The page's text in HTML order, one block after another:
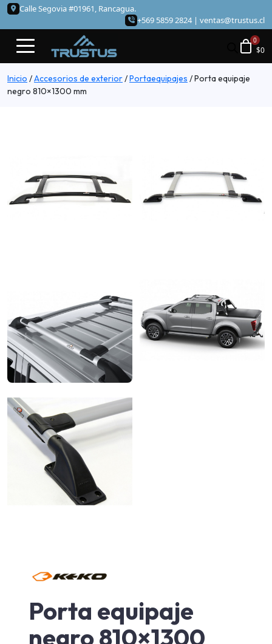
Calle Segovia #01961, Rancagua.
+569 5859 2824 | ventas@trustus.cl
$0
Inicio /Accesorios de exterior/Portaequipajes /Porta equipaje
negro 810×1300 mm
Porta equipaje
negro 810×1300